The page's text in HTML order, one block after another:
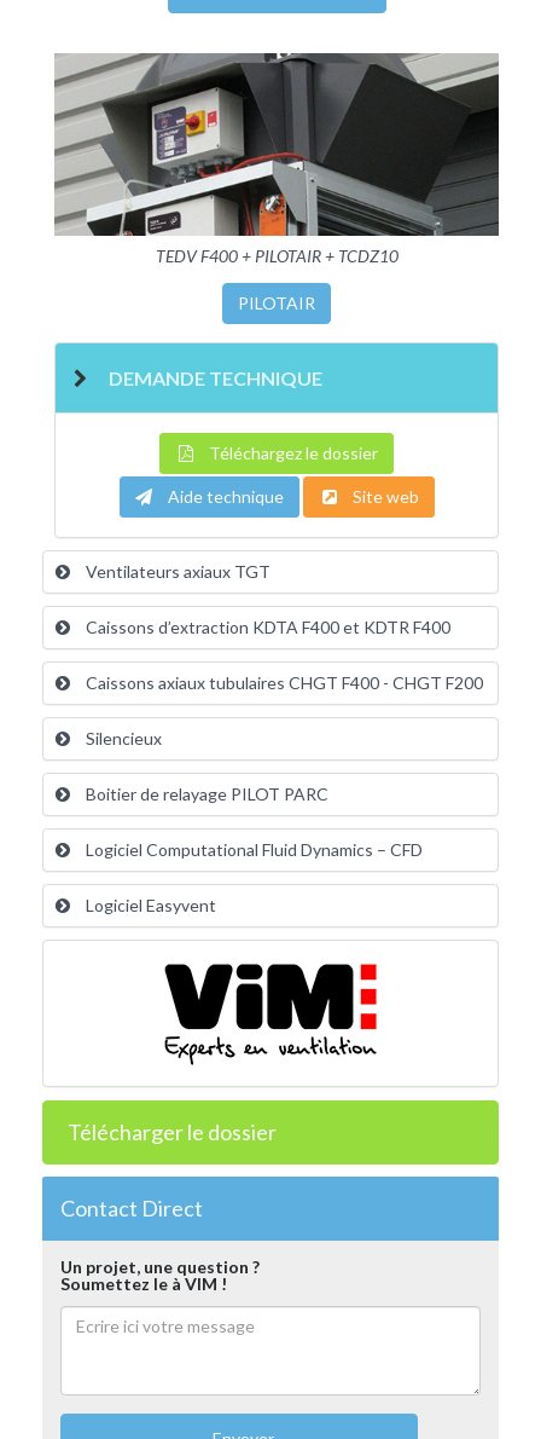
TEDV F400 + PILOTAIR + TCDZ10
PILOTAIR
DEMANDE TECHNIQUE
Téléchargez le dossier
Aide technique Site web
Ventilateurs axiaux TGT
Caissons d’extraction KDTA F400 et KDTR F400
Caissons axiaux tubulaires CHGT F400 - CHGT F200
Silencieux
Boitier de relayage PILOT PARC
Logiciel Computational Fluid Dynamics – CFD
Logiciel Easyvent
Télécharger le dossier
Contact Direct
Un projet, une question ?
Soumettez le à VIM !